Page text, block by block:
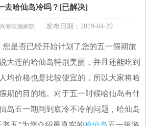
去哈仙岛冷吗？[已解决]
海旺渔家院 发布日期：2019-04-29
是否已经开始计划了您的五一假期旅
大连的哈仙岛特别美丽，并且还能吃到
均价格也是比较便宜的，所以大家将哈
期的目的地。对于五一时候哈仙岛有什
岛五一期间到底冷不冷的问题，哈仙岛